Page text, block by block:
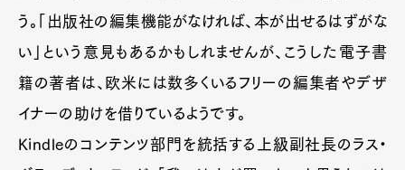
う。「出版社の編集機能がなければ、本が出せるはずがな
い」という意見もあるかもしれませんが、こうした電子書
籍の著者は、欧米には数多くいるフリーの編集者やデザ
イナーの助けを借りているようです。
Kindleのコンテンツ部門を統括する上級副社長のラス・